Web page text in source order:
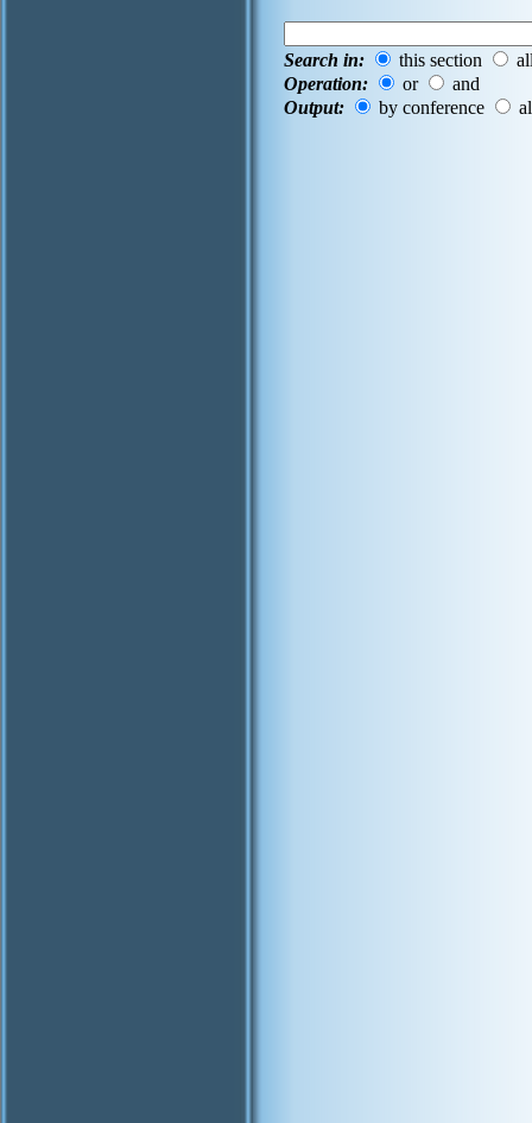
Search in: this section
Operation:
or
and
Output:
by conference